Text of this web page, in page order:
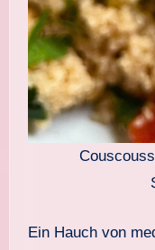
Ein Hauch von